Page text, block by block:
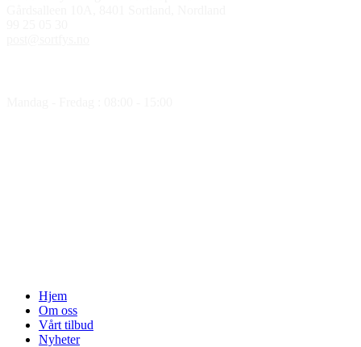
Hjem
Om oss
Vårt tilbud
Nyheter